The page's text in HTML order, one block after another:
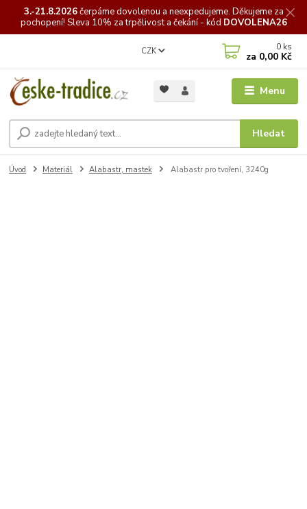
3.-21.8.2026čerpámedovolenou a neexpedujeme. Děkujeme za
pochopení! Sleva 10% za trpělivost a čekání - kód DOVOLENA26
Menu
CZK
Hledat
0 ks
za 0,00 Kč
Úvod Materiál Alabastr, mastek Alabastr pro tvoření, 3240g